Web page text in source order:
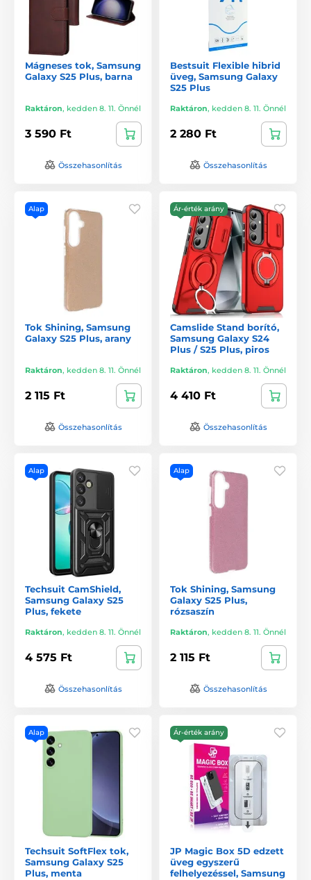
Mágneses tok, Samsung
Galaxy S25 Plus, barna
Raktáron, kedden 8. 11. Önnél
3 590 Ft
Összehasonlítás
Bestsuit Flexible hibrid
üveg, Samsung Galaxy
S25 Plus
Raktáron, kedden 8. 11. Önnél
2 280 Ft
Összehasonlítás
Alap
Tok Shining, Samsung
Galaxy S25 Plus, arany
Raktáron, kedden 8. 11. Önnél
2 115 Ft
Összehasonlítás
Ár-érték arány
Camslide Stand borító,
Samsung Galaxy S24
Plus / S25 Plus, piros
Raktáron, kedden 8. 11. Önnél
4 410 Ft
Összehasonlítás
Alap
Techsuit CamShield,
Samsung Galaxy S25
Plus, fekete
Raktáron, kedden 8. 11. Önnél
4 575 Ft
Összehasonlítás
Alap
Tok Shining, Samsung
Galaxy S25 Plus,
rózsaszín
Raktáron, kedden 8. 11. Önnél
2 115 Ft
Összehasonlítás
Alap
Techsuit SoftFlex tok,
Samsung Galaxy S25
Plus, menta
Ár-érték arány
JP Magic Box 5D edzett
üveg egyszerű
felhelyezéssel, Samsung